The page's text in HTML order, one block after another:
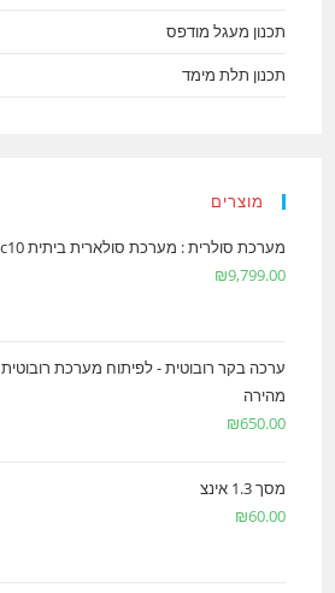
תכנון מעגל מודפס
תכנון תלת מימד
מוצרים
מערכת סולרית : מערכת סולארית ביתית basic10
₪9,799.00
ערכה בקר רובוטית - לפיתוח מערכת רובוטית
מהירה
₪650.00
מסך 1.3 אינצ
₪60.00